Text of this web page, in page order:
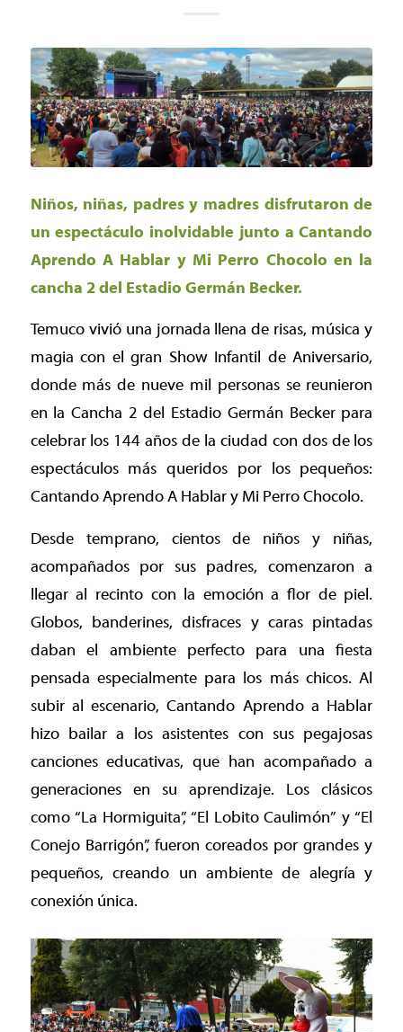
Niños, niñas, padres y madres disfrutaron de
un espectáculo inolvidable junto a Cantando
Aprendo A Hablar y Mi Perro Chocolo en la
cancha 2 del Estadio Germán Becker.
Temuco vivió una jornada llena de risas, música y
magia con el gran Show Infantil de Aniversario,
donde más de nueve mil personas se reunieron
en la Cancha 2 del Estadio Germán Becker para
celebrar los 144 años de la ciudad con dos de los
espectáculos más queridos por los pequeños:
Cantando Aprendo A Hablar y Mi Perro Chocolo.
Desde temprano, cientos de niños y niñas,
acompañados por sus padres, comenzaron a
llegar al recinto con la emoción a flor de piel.
Globos, banderines, disfraces y caras pintadas
daban el ambiente perfecto para una fiesta
pensada especialmente para los más chicos. Al
subir al escenario, Cantando Aprendo a Hablar
hizo bailar a los asistentes con sus pegajosas
canciones educativas, que han acompañado a
generaciones en su aprendizaje. Los clásicos
como “La Hormiguita”, “El Lobito Caulimón” y “El
Conejo Barrigón”, fueron coreados por grandes y
pequeños, creando un ambiente de alegría y
conexión única.